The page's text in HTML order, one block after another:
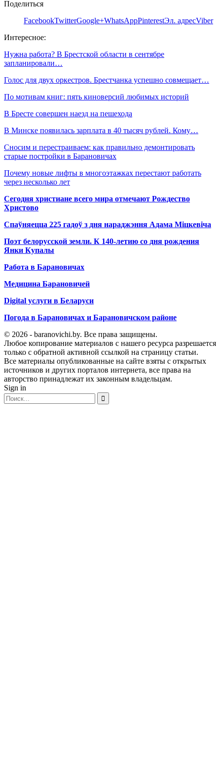
Поделиться
FacebookTwitterGoogle+WhatsAppPinterestЭл. адресViber
Интересное:
Нужна работа? В Брестской области в сентябре
запланировали…
Голос для двух оркестров. Брестчанка успешно совмещает…
По мотивам книг: пять киноверсий любимых историй
В Бресте совершен наезд на пешехода
В Минске появилась зарплата в 40 тысяч рублей. Кому…
Сносим и перестраиваем: как правильно демонтировать
старые постройки в Барановичах
Почему новые лифты в многоэтажках перестают работать
через несколько лет
Сегодня христиане всего мира отмечают Рождество
Христово
Спаўняецца 225 гадоў з дня нараджэння Адама Міцкевіча
Поэт белорусской земли. К 140-летию со дня рождения
Янки Купалы
Работа в Барановичах
Медицина Барановичей
Digital услуги в Беларуси
Погода в Барановичах и Барановичском районе
© 2026 - baranovichi.by. Все права защищены.
Любое копирование материалов с нашего ресурса разрешается
только с обратной активной ссылкой на страницу статьи.
Все материалы опубликованные на сайте взяты с открытых
источников и других порталов интернета, все права на
авторство принадлежат их законным владельцам.
Sign in